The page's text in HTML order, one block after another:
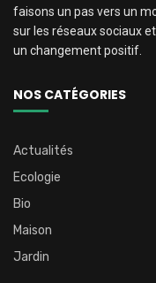
faisons un pas vers un
sur les réseaux sociaux
un changement positif.
NOS CATÉGORIES
Actualités
Ecologie
Bio
Maison
Jardin